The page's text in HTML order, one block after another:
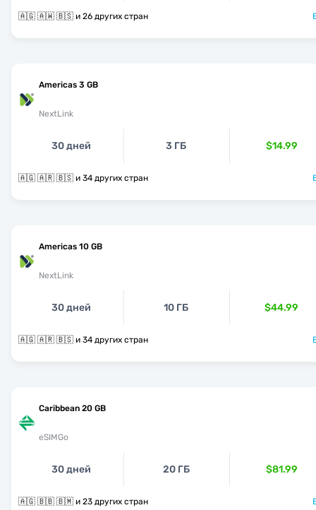
🇦🇬 🇦🇼 🇧🇸 и 26 других стран
Americas 3 GB
NextLink
30 дней 3 ГБ $14.99
🇦🇬 🇦🇷 🇧🇸 и 34 других стран
Americas 10 GB
NextLink
30 дней 10 ГБ $44.99
🇦🇬 🇦🇷 🇧🇸 и 34 других стран
Caribbean 20 GB
eSIMGo
30 дней 20 ГБ $81.99
🇦🇬 🇧🇧 🇧🇲 и 23 других стран